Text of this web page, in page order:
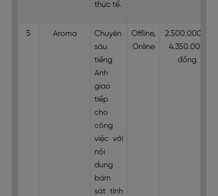
thực tế.
5 Aroma
Chuyên
sâu
tiếng
Anh
giao
tiếp
cho
công
việc với
nội
dung
bám
sát tình
Offline,
Online
2.500.000 –
4.350.000
đồng